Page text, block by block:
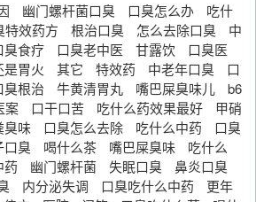
幽门螺杆菌口臭 口臭怎么办
吃什
特效药方 根治口臭 怎么去除口臭
中
臭食疗 口臭老中医 甘露饮
口臭医
是胃火 其它 特效药 中老年口臭
口
臭根治 牛黄清胃丸 嘴巴屎臭味儿
b6
案 口干口苦 吃什么药效果最好
甲硝
臭味 口臭怎么去除 吃什么中药
口臭
口臭 喝什么茶 嘴巴屎臭味
吃什么
药 幽门螺杆菌 失眠口臭
鼻炎口臭
内分泌失调 口臭吃什么中药
更年